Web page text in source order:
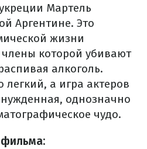
Мартель
Аргентине. Это
жизни
которой убивают
алкоголь.
а игра актеров
однозначно
чудо.